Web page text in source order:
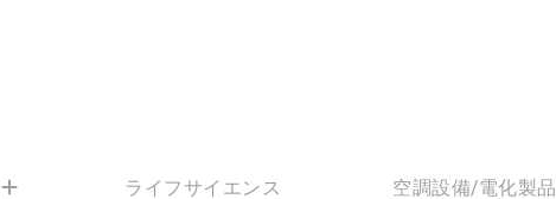
ライフサイエンス
空調設備/電化製品